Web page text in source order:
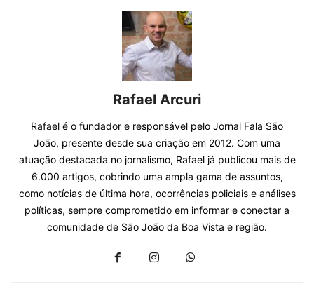
Rafael Arcuri
Rafael é o fundador e responsável pelo Jornal Fala São
João, presente desde sua criação em 2012. Com uma
atuação destacada no jornalismo, Rafael já publicou mais de
6.000 artigos, cobrindo uma ampla gama de assuntos,
como notícias de última hora, ocorrências policiais e análises
políticas, sempre comprometido em informar e conectar a
comunidade de São João da Boa Vista e região.